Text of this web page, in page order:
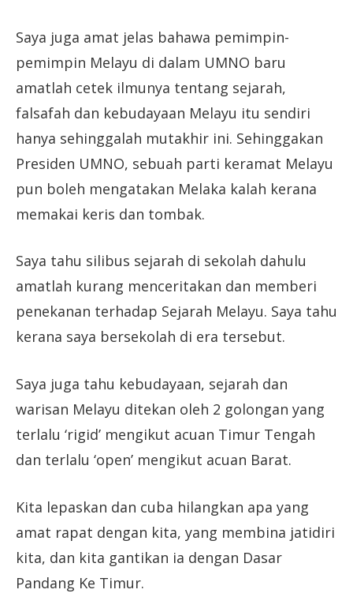
Saya juga amat jelas bahawa pemimpin-
pemimpin Melayu di dalam UMNO baru
amatlah cetek ilmunya tentang sejarah,
falsafah dan kebudayaan Melayu itu sendiri
hanya sehinggalah mutakhir ini. Sehinggakan
Presiden UMNO, sebuah parti keramat Melayu
pun boleh mengatakan Melaka kalah kerana
memakai keris dan tombak.
Saya tahu silibus sejarah di sekolah dahulu
amatlah kurang menceritakan dan memberi
penekanan terhadap Sejarah Melayu. Saya tahu
kerana saya bersekolah di era tersebut.
Saya juga tahu kebudayaan, sejarah dan
warisan Melayu ditekan oleh 2 golongan yang
terlalu ‘rigid’ mengikut acuan Timur Tengah
dan terlalu ‘open’ mengikut acuan Barat.
Kita lepaskan dan cuba hilangkan apa yang
amat rapat dengan kita, yang membina jatidiri
kita, dan kita gantikan ia dengan Dasar
Pandang Ke Timur.